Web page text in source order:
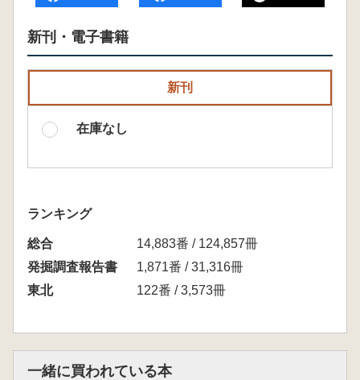
新刊・電子書籍
新刊
在庫なし
ランキング
総合
14,883番 / 124,857冊
発掘調査報告書
1,871番 / 31,316冊
東北
122番 / 3,573冊
一緒に買われている本